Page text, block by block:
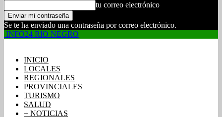
tu correo electrónico
Se te ha enviado una contraseña por correo electrónico.
INFO24 RIO NEGRO
INICIO
LOCALES
REGIONALES
PROVINCIALES
TURISMO
SALUD
+ NOTICIAS